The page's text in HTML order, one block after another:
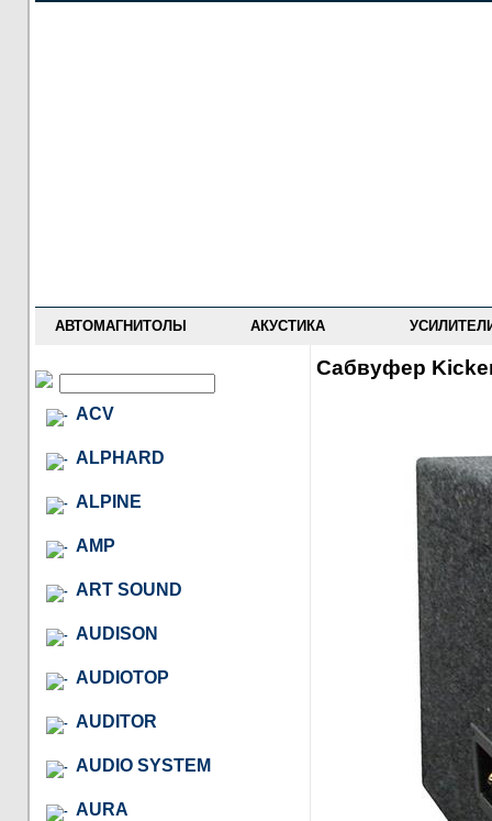
АВТОМАГНИТОЛЫ АКУСТИКА
ACV
ALPHARD
ALPINE
AMP
ART SOUND
AUDISON
AUDIOTOP
AUDITOR
AUDIO SYSTEM
AURA
Сабвуфер